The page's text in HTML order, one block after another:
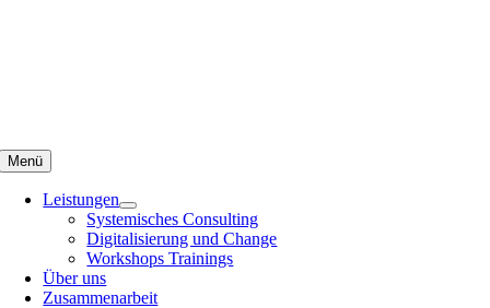
Menü
Leistungen
Systemisches Consulting
Digitalisierung und Change
Workshops Trainings
Über uns
Zusammenarbeit